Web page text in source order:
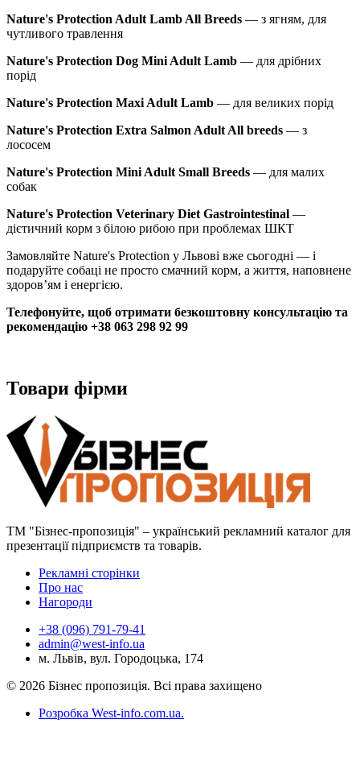
Nature's Protection Adult Lamb All Breeds — з ягням, для
чутливого травлення
Nature's Protection Dog Mini Adult Lamb — для дрібних
порід
Nature's Protection Maxi Adult Lamb — для великих порід
Nature's Protection Extra Salmon Adult All breeds — з
лососем
Nature's Protection Mini Adult Small Breeds — для малих
собак
Nature's Protection Veterinary Diet Gastrointestinal —
дієтичний корм з білою рибою при проблемах ШКТ
Замовляйте Nature's Protection у Львові вже сьогодні — і
подаруйте собаці не просто смачний корм, а життя, наповнене
здоров’ям і енергією.
Телефонуйте, щоб отримати безкоштовну консультацію та
рекомендацію +38 063 298 92 99
Товари фірми
ТМ "Бізнес-пропозиція" – український рекламний каталог для
презентації підприємств та товарів.
Рекламні сторінки
Про нас
Нагороди
+38 (096) 791-79-41
admin@west-info.ua
м. Львів, вул. Городоцька, 174
© 2026 Бізнес пропозиція. Всі права захищено
Розробка West-info.com.ua.